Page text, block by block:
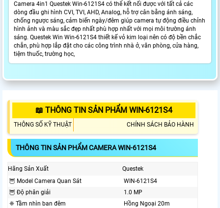
Camera 4in1 Questek Win-6121S4 có thể kết nối được với tất cả các
dòng đầu ghi hình CVI, TVI, AHD, Analog, hỗ trợ cân bằng ánh sáng,
chống ngược sáng, cảm biến ngày/đêm giúp camera tự động điều chỉnh
hình ảnh và màu sắc đẹp nhất phù hợp nhất với mọi môi trường ánh
sáng. Questek Win Win-6121S4 thiết kế vỏ kim loại nên có độ bền chắc
chắn, phù hợp lắp đặt cho các công trình nhà ở, văn phòng, cửa hàng,
tiệm thuốc, trường học,
📖 THÔNG TIN SẢN PHẨM WIN-6121S4
THÔNG SỐ KỸ THUẬT CHÍNH SÁCH BẢO HÀNH
THÔNG TIN SẢN PHẨM CAMERA WIN-6121S4
Hãng Sản Xuất
Questek
🦉 Model Camera Quan Sát
WIN-6121S4
🦉 Độ phân giải
1.0 MP
❈ Tầm nhìn ban đêm
Hồng Ngoại 20m